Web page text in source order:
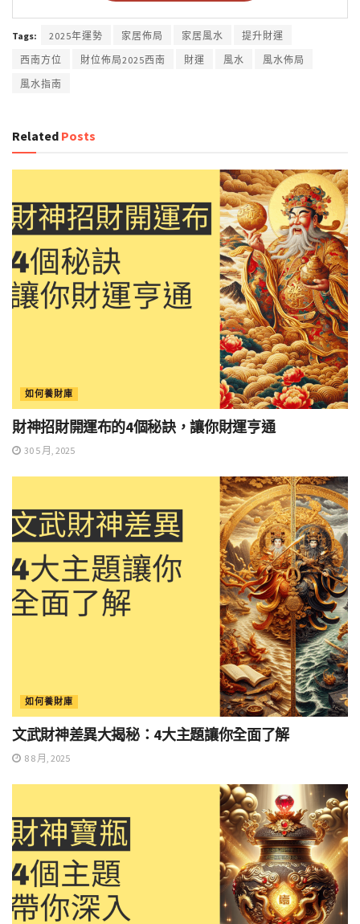
Tags: 2025年運勢 家居佈局 家居風水
提升財運
西南方位
財位佈局2025西南 財運 風水
風水佈局
風水指南
Related Posts
如何養財庫
財神招財開運布的4個秘訣，讓你財運亨通
30 5 月, 2025
如何養財庫
文武財神差異大揭秘：4大主題讓你全面了解
8 8 月, 2025